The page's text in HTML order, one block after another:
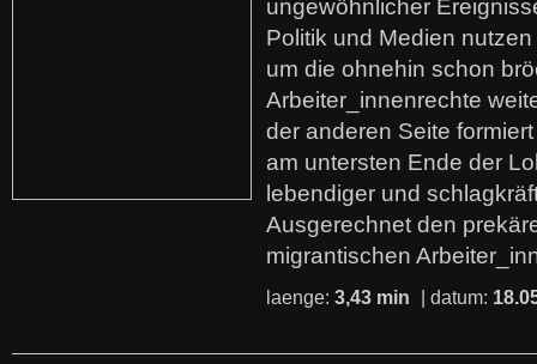
ungewöhnlicher
Politik und Medien
um die ohnehin schon
Arbeiter_innenrechte
der anderen Seite
am untersten Ende der
lebendiger und
Ausgerechnet den
migrantischen
laenge: 3,43 min | datum: